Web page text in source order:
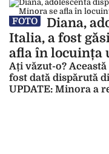
FOTO
Diana,
Italia, a fost
afla în locuința
Ați văzut-o?
fost dată dispărută
UPDATE: Minora a